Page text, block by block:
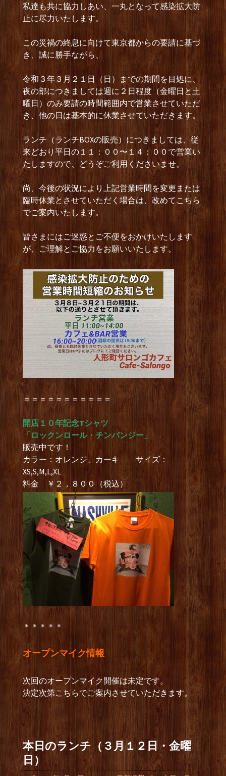
私達も共に協力しあい、一丸となって感染拡大防
止に尽力いたします。
この災禍の終息に向けて東京都からの要請に基づ
き、誠に勝手ながら、
令和３年３月２１日（日）までの期間を目処に、
夜の部につきましては週に２日程度（金曜日と土
曜日）のみ要請の時間範囲内で営業させていただ
き、他の日は基本的に休業させていただきます。
ランチ（ランチBOXの販売）につきましては、従
来どおり平日の１１：００〜１４：００で営業い
たしますので、どうぞご利用くださいませ。
尚、今後の状況により上記営業時間を変更または
臨時休業とさせていただく場合は、改めてこちら
でご案内いたします。
皆さまにはご迷惑とご不便をおかけいたします
が、ご理解とご協力をお願いいたします。
＝＝＝＝＝＝＝＝＝＝＝
開店１０年記念Tシャツ
「ロックンロール・チンパンジー」
販売中です！
カラー：オレンジ、カーキ サイズ：
XS,S,M,L,XL
料金 ￥２，８００（税込）
＊＊＊＊＊
オープンマイク情報
次回のオープンマイク開催は未定です。
決定次第こちらでご案内させていただきます。
本日のランチ（３月１２日・金曜
日）